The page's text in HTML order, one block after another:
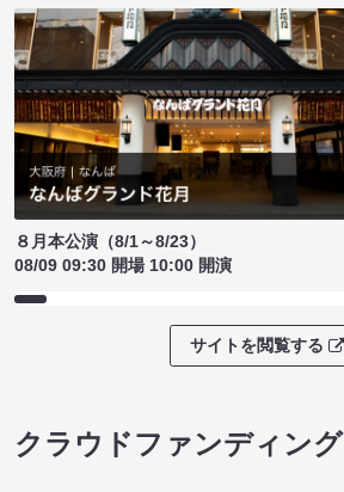
８月本公演（8/1～8/23）
08/09 09:30 開場 10:00 開演
サイトを閲覧する
クラウドファンディング